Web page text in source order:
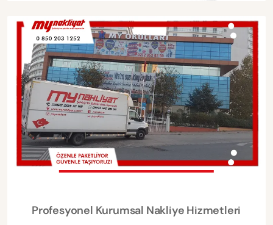
Profesyonel Kurumsal Nakliye Hizmetleri